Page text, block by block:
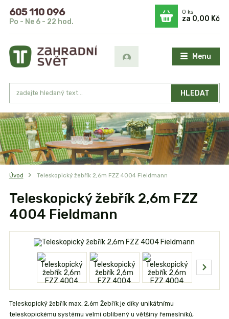
Menu
HLEDAT
605 110 096
Po - Ne 6 - 22 hod.
0ks
za 0,00 Kč
Úvod Teleskopický žebřík 2,6m FZZ 4004 Fieldmann
Teleskopický žebřík 2,6m FZZ
4004 Fieldmann
Teleskopický žebřík max. 2,6m Žebřík je díky unikátnímu
teleskopickému systému velmi oblíbený u většiny řemeslníků,